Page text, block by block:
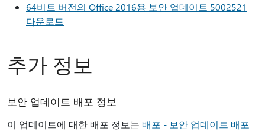
64비트 버전의 Office 2016용 보안 업데이트 5002521
다운로드
추가 정보
보안 업데이트 배포 정보
이 업데이트에 대한 배포 정보는 배포 - 보안 업데이트 배포